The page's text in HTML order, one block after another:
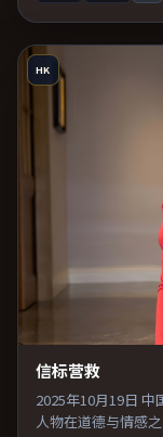
HK
信标营救
2025年10月19日 中
人物在道德与情感